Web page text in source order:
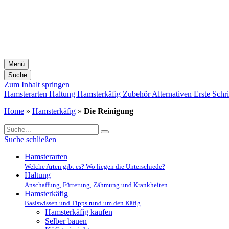
Menü
Suche
Zum Inhalt springen
Hamsterarten Haltung Hamsterkäfig ZubehörAlternativen Erste
Home » Hamsterkäfig » Die Reinigung
Suche schließen
Hamsterarten
Welche Arten gibt es? Wo liegen die Unterschiede?
Haltung
Anschaffung, Fütterung, Zähmung und Krankheiten
Hamsterkäfig
Basiswissen und Tipps rund um den Käfig
Hamsterkäfig kaufen
Selber bauen